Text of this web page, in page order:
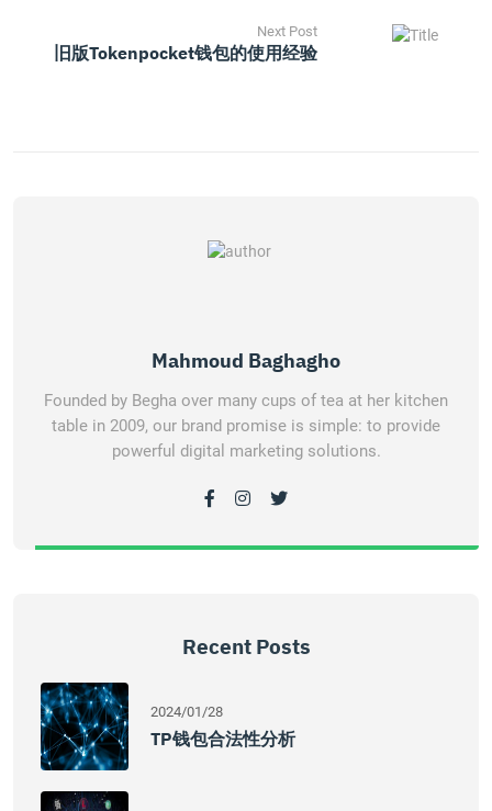
Next Post
旧版tokenpocket钱包的使用经验
Mahmoud Baghagho
Founded by Begha over many cups of tea at her kitchen
table in 2009, our brand promise is simple: to provide
powerful digital marketing solutions.
Recent Posts
2024/01/28
TP钱包合法性分析